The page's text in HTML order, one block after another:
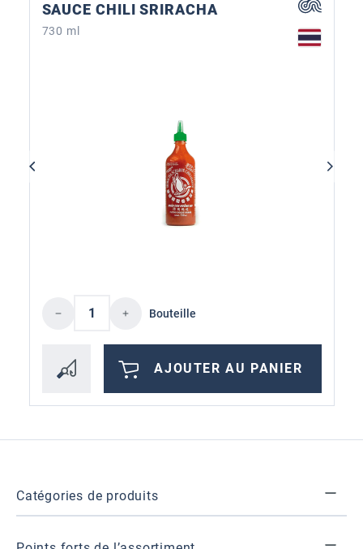
SAUCE CHILI SRIRACHA
730 ml
Quantité de produit : Entrez la quantité
Bouteille
AJOUTER AU PANIER
Catégories de produits